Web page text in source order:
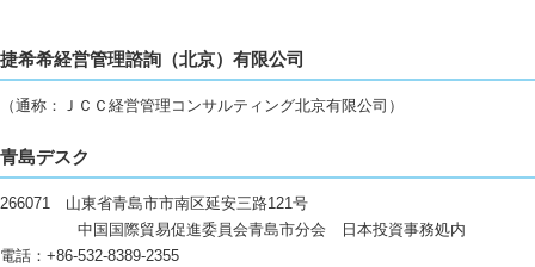
捷希希経営管理諮詢（北京）有限公司
（通称：ＪＣＣ経営管理コンサルティング北京有限公司）
青島デスク
266071 山東省青島市市南区延安三路121号
中国国際貿易促進委員会青島市分会 日本投資事務処内
電話：+86-532-8389-2355